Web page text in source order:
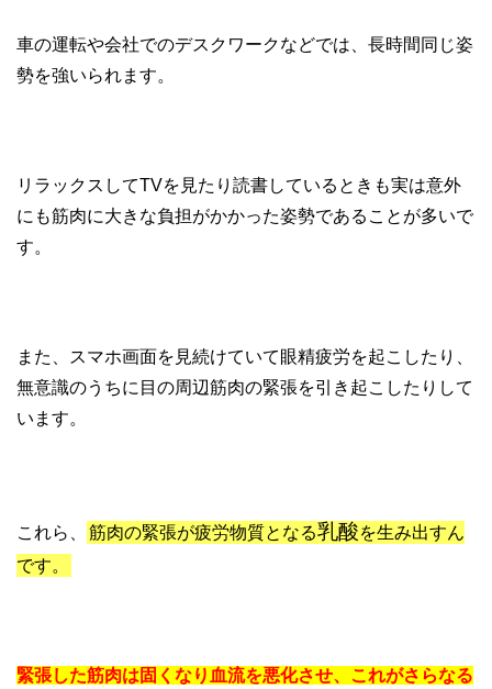
車の運転や会社でのデスクワークなどでは、長時間同じ姿
勢を強いられます。
リラックスしてTVを見たり読書しているときも実は意外
にも筋肉に大きな負担がかかった姿勢であることが多いで
す。
また、スマホ画面を見続けていて眼精疲労を起こしたり、
無意識のうちに目の周辺筋肉の緊張を引き起こしたりして
います。
これら、 筋肉の緊張が疲労物質となる乳酸を生み出すん
です。
緊張した筋肉は固くなり血流を悪化させ、これがさらなる